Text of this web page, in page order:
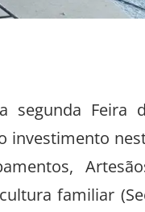
segunda Feira
investimento
familiar